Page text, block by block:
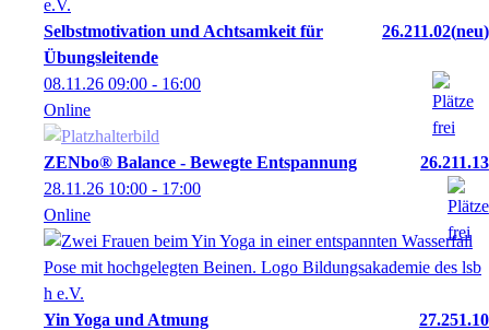
Selbstmotivation und Achtsamkeit für
Übungsleitende
26.211.02 neu
08.11.26 09:00 - 16:00
Online
ZENbo® Balance - Bewegte Entspannung
26.211.13
28.11.26 10:00 - 17:00
Online
Yin Yoga und Atmung
27.251.10